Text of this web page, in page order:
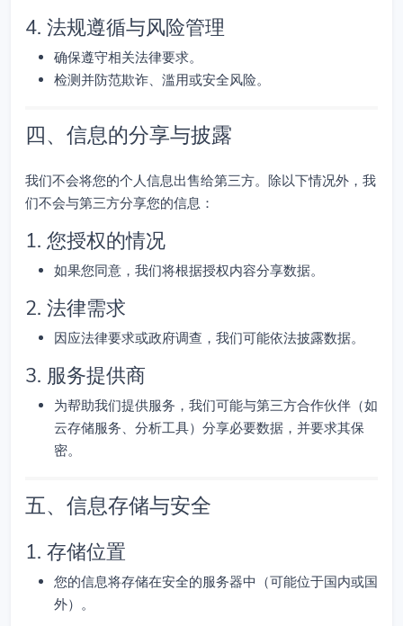
4. 法规遵循与风险管理
确保遵守相关法律要求。
检测并防范欺诈、滥用或安全风险。
四、信息的分享与披露
我们不会将您的个人信息出售给第三方。除以下情况外，我
们不会与第三方分享您的信息：
1. 您授权的情况
如果您同意，我们将根据授权内容分享数据。
2. 法律需求
因应法律要求或政府调查，我们可能依法披露数据。
3. 服务提供商
为帮助我们提供服务，我们可能与第三方合作伙伴（如
云存储服务、分析工具）分享必要数据，并要求其保
密。
五、信息存储与安全
1. 存储位置
您的信息将存储在安全的服务器中（可能位于国内或国
外）。